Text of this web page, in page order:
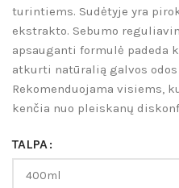
turintiems. Sudėtyje yra
ekstrakto. Sebumo
apsauganti formulė
atkurti natūralią galvos odos
Rekomenduojama visiems,
kenčia nuo pleiskanų
TALPA